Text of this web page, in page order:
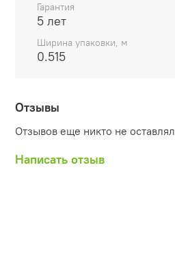
Гарантия
5 лет
Ширина упаковки, м
0.515
Отзывы
Отзывов еще никто не оставлял
Написать отзыв